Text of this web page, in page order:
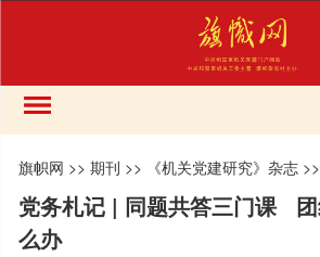
旗帜网 >>期刊 >> 《机关党建研究》杂志
党务札记 | 同题共答三门课
么办